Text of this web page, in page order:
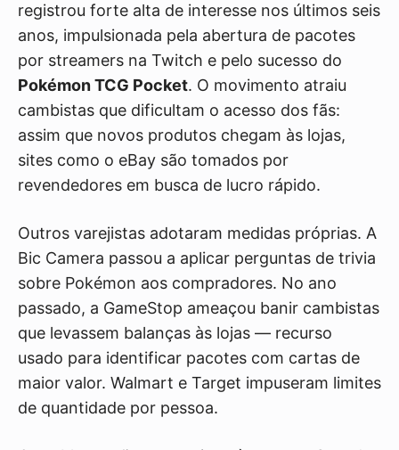
registrou forte alta de interesse nos últimos seis
anos, impulsionada pela abertura de pacotes
por streamers na Twitch e pelo sucesso do
Pokémon TCG Pocket. O movimento atraiu
cambistas que dificultam o acesso dos fãs:
assim que novos produtos chegam às lojas,
sites como o eBay são tomados por
revendedores em busca de lucro rápido.
Outros varejistas adotaram medidas próprias. A
Bic Camera passou a aplicar perguntas de trivia
sobre Pokémon aos compradores. No ano
passado, a GameStop ameaçou banir cambistas
que levassem balanças às lojas — recurso
usado para identificar pacotes com cartas de
maior valor. Walmart e Target impuseram limites
de quantidade por pessoa.